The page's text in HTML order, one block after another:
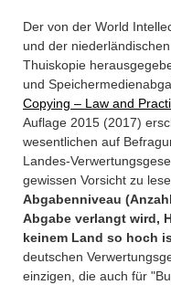
Der von der World
und der
Thuiskopie
und
Copying – Law and
Auflage 2015 (2017)
wesentlichen auf
Landes-
gewissen Vorsicht zu
Abgabenniveau
Abgabe verlangt wird,
keinem Land so hoch
deutschen
einzigen, die auch für
Über uns
Where To Find
Impressum
+49 30